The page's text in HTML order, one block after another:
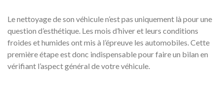
Le nettoyage de son véhicule n’est pas uniquement là pour une
question d’esthétique. Les mois d’hiver et leurs conditions
froides et humides ont mis à l’épreuve les automobiles. Cette
première étape est donc indispensable pour faire un bilan en
vérifiant l’aspect général de votre véhicule.